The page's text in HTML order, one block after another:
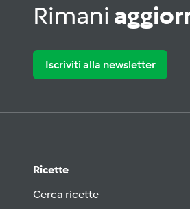
Rimani
Iscriviti alla newsletter
Ricette
Cerca ricette